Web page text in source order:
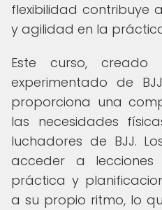
flexibilidad contribuye
y agilidad en la
Este curso,
experimentado de
proporciona una
las necesidades
luchadores de BJJ.
acceder a
práctica y
a su propio ritmo, lo